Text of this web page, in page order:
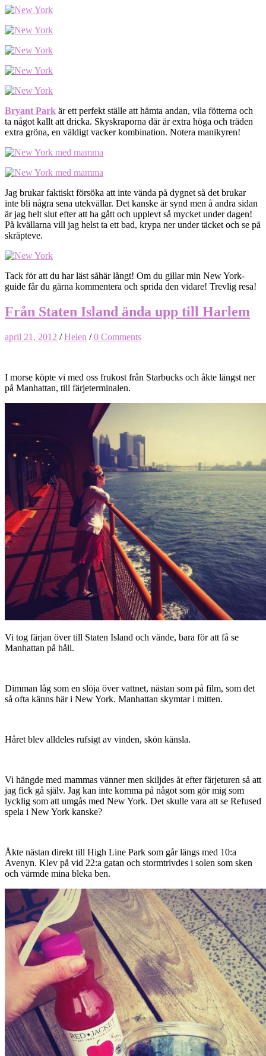
Bryant Park är ett perfekt ställe att hämta andan, vila fötterna och
ta något kallt att dricka. Skyskraporna där är extra höga och träden
extra gröna, en väldigt vacker kombination. Notera manikyren!
Jag brukar faktiskt försöka att inte vända på dygnet så det brukar
inte bli några sena utekvällar. Det kanske är synd men å andra sidan
är jag helt slut efter att ha gått och upplevt så mycket under dagen!
På kvällarna vill jag helst ta ett bad, krypa ner under täcket och se på
skräpteve.
Tack för att du har läst såhär långt! Om du gillar min New York-
guide får du gärna kommentera och sprida den vidare! Trevlig resa!
Från Staten Island ända upp till Harlem
april 21, 2012 /Helen /0 Comments
I morse köpte vi med oss frukost från Starbucks och åkte längst ner
på Manhattan, till färjeterminalen.
Vi tog färjan över till Staten Island och vände, bara för att få se
Manhattan på håll.
Dimman låg som en slöja över vattnet, nästan som på film, som det
så ofta känns här i New York. Manhattan skymtar i mitten.
Håret blev alldeles rufsigt av vinden, skön känsla.
Vi hängde med mammas vänner men skiljdes åt efter färjeturen så att
jag fick gå själv. Jag kan inte komma på något som gör mig som
lycklig som att umgås med New York. Det skulle vara att se Refused
spela i New York kanske?
Åkte nästan direkt till High Line Park som går längs med 10:a
Avenyn. Klev på vid 22:a gatan och stormtrivdes i solen som sken
och värmde mina bleka ben.